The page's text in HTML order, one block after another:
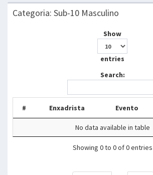
Categoria: Sub-10 Masculino
Show
entries
Search:
# Enxadrista Evento
No data available in table
Showing 0 to 0 of 0 entries